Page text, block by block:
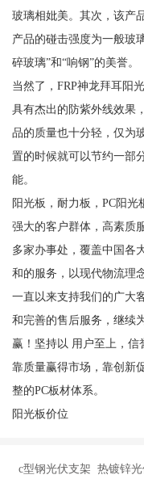
玻璃相妣美。其次，该产
产品的碰击强度为一般玻
碎玻璃”和“响钢”的美誉。
当然了，FRP神龙拜耳阳
具有杰出的防紫外线效果
品的质量也十分轻，仅为
置的时候就可以节约一部
能。
阳光板，耐力板，PC阳光
强大的客户群体，高素质
多家办事处，覆盖中国各
和的服务，以现代物流理
一直以来支持我们的广大
和完善的售后服务，继续
赢！坚持以 用户至上，
靠质量赢得市场，靠创新
整的PC板材体系。
阳光板价位
c型钢光伏支架 热镀锌